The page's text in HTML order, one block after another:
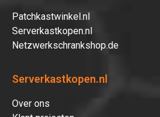
Patchkastwinkel.nl
Serverkastkopen.nl
Netzwerkschrankshop.de
Serverkastkopen.nl
Over ons